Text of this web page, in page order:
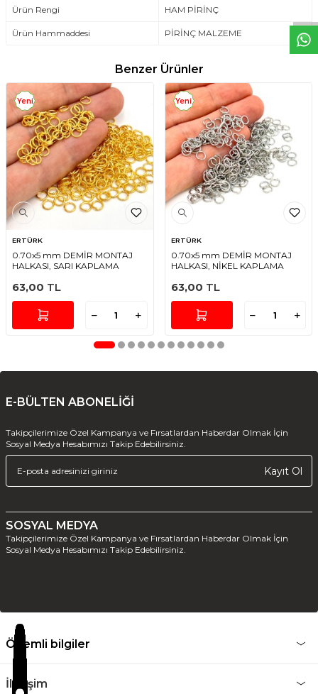
Ürün Rengi HAM PİRİNÇ
Ürün Hammaddesi PİRİNÇ MALZEME
Benzer Ürünler
Yeni
ERTÜRK
0.70x5 mm DEMİR MONTAJ
HALKASI, SARI KAPLAMA
63,00 TL
Yeni
ERTÜRK
0.70x5 mm DEMİR MONTAJ
HALKASI, NİKEL KAPLAMA
63,00 TL
E-BÜLTEN ABONELİĞİ
Takipçilerimize Özel Kampanya ve Fırsatlardan Haberdar Olmak İçin
Sosyal Medya Hesabımızı Takip Edebilirsiniz.
Kayıt Ol
SOSYAL MEDYA
Takipçilerimize Özel Kampanya ve Fırsatlardan Haberdar Olmak İçin
Sosyal Medya Hesabımızı Takip Edebilirsiniz.
Önemli bilgiler
İletişim